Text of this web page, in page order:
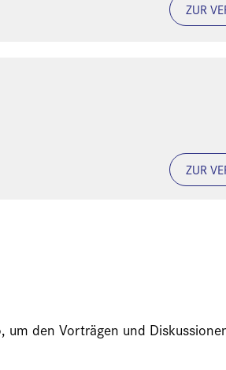
ZUR
ZUR
den Vorträgen und